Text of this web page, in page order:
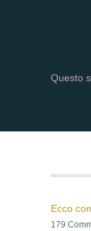
Questo
Ecco
179